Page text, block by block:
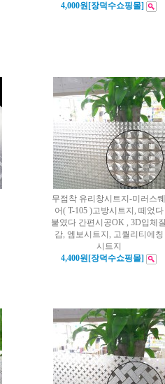
4,000원[장덕수쇼핑몰]
무점착 유리창시트지-미러스퀘
어( T-105 )고방시트지, 떼었다
붙였다 간편시공OK , 3D입체질
감, 엠보시트지, 고퀄리티에칭
시트지
4,400원[장덕수쇼핑몰]